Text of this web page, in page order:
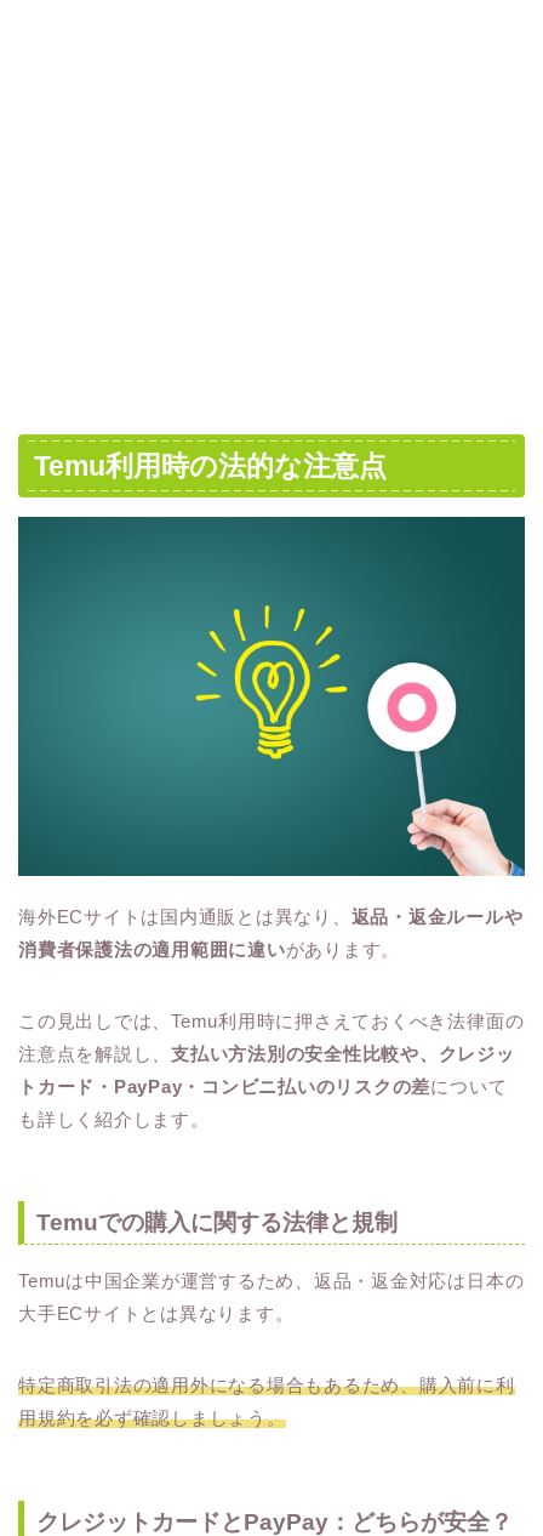
Temu利用時の法的な注意点
海外ECサイトは国内通販とは異なり、 返品・返金ルールや
消費者保護法の適用範囲に違いがあります。
この見出しでは、Temu利用時に押さえておくべき法律面の
注意点を解説し、支払い方法別の安全性比較や、クレジッ
トカード・PayPay・コンビニ払いのリスクの差について
も詳しく紹介します。
Temuでの購入に関する法律と規制
Temuは中国企業が運営するため、返品・返金対応は日本の
大手ECサイトとは異なります。
特定商取引法の適用外になる場合もあるため、購入前に利
用規約を必ず確認しましょう。
クレジットカードとPayPay：どちらが安全？